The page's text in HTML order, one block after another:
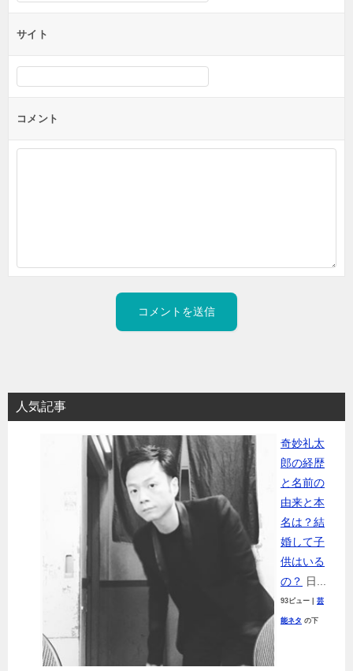
サイト
コメント
人気記事
奇妙礼太
郎の経歴
と名前の
由来と本
名は？結
婚して子
供はいる
の？ 日...
93ビュー 芸
能ネタ の下